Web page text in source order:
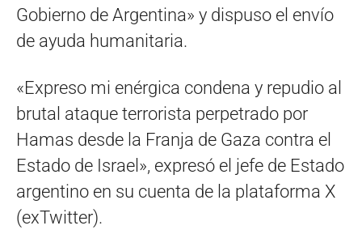
Gobierno de Argentina» y dispuso el envío
de ayuda humanitaria.
«Expreso mi enérgica condena y repudio al
brutal ataque terrorista perpetrado por
Hamas desde la Franja de Gaza contra el
Estado de Israel», expresó el jefe de Estado
argentino en su cuenta de la plataforma X
(exTwitter).